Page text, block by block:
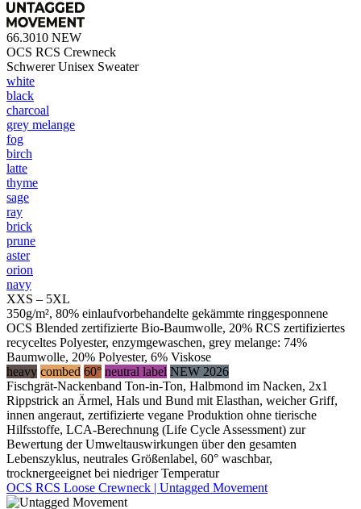
66.3010 NEW
OCS RCS Crewneck
Schwerer Unisex Sweater
white
black
charcoal
grey melange
fog
birch
latte
thyme
sage
ray
brick
prune
aster
orion
navy
XXS – 5XL
350g/m², 80% einlaufvorbehandelte gekämmte ringgesponnene
OCS Blended zertifizierte Bio-Baumwolle, 20% RCS zertifiziertes
recyceltes Polyester, enzymgewaschen, grey melange: 74%
Baumwolle, 20% Polyester, 6% Viskose
heavy combed 60° neutral label NEW 2026
Fischgrät-Nackenband Ton-in-Ton, Halbmond im Nacken, 2x1
Rippstrick an Ärmel, Hals und Bund mit Elasthan, weicher Griff,
innen angeraut, zertifizierte vegane Produktion ohne tierische
Hilfsstoffe, LCA-Berechnung (Life Cycle Assessment) zur
Bewertung der Umweltauswirkungen über den gesamten
Lebenszyklus, neutrales Größenlabel, 60° waschbar,
trocknergeeignet bei niedriger Temperatur
OCS RCS Loose Crewneck | Untagged Movement